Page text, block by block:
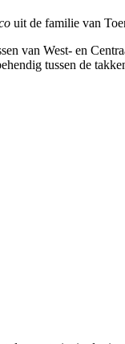
uit de familie van
van West- en
tussen de